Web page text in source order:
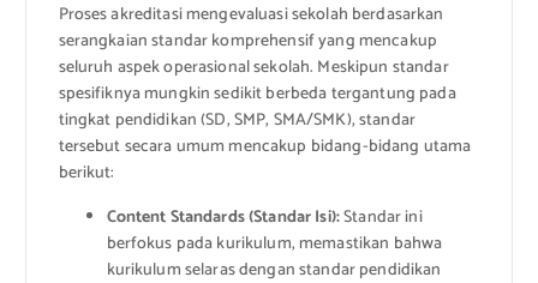
Proses akreditasi mengevaluasi sekolah berdasarkan
serangkaian standar komprehensif yang mencakup
seluruh aspek operasional sekolah. Meskipun standar
spesifiknya mungkin sedikit berbeda tergantung pada
tingkat pendidikan (SD, SMP, SMA/SMK), standar
tersebut secara umum mencakup bidang-bidang utama
berikut:
Content Standards (Standar Isi):Standar ini
berfokus pada kurikulum, memastikan bahwa
kurikulum selaras dengan standar pendidikan